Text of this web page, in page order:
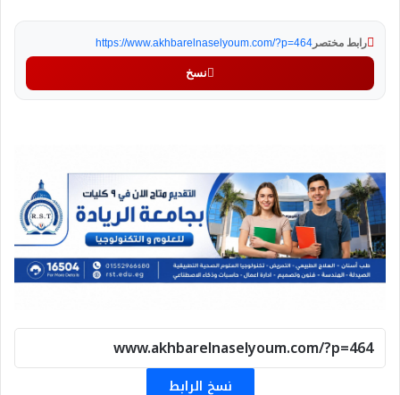
رابط مختصر https://www.akhbarelnaselyoum.com/?p=464
نسخ
نسخ الرابط